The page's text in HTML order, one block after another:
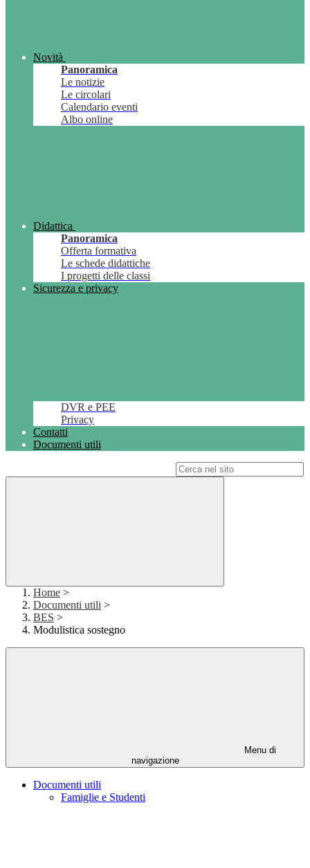
Novità
Panoramica
Le notizie
Le circolari
Calendario eventi
Albo online
Didattica
Panoramica
Offerta formativa
Le schede didattiche
I progetti delle classi
Sicurezza e privacy
DVR e PEE
Privacy
Contatti
Documenti utili
Home >
Documenti utili >
BES >
Modulistica sostegno
Menu di
navigazione
Documenti utili
Famiglie e Studenti